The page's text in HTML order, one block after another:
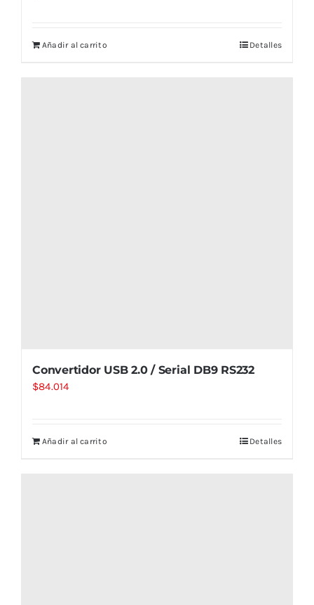
Añadir al carrito Detalles
Convertidor USB 2.0 / Serial DB9 RS232
$84.014
Añadir al carrito Detalles